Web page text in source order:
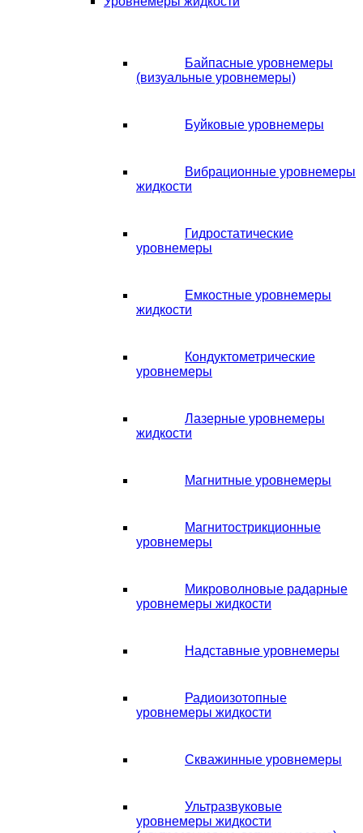
Байпасные уровнемеры
(визуальные уровнемеры)
Буйковые уровнемеры
Вибрационные уровнемеры
жидкости
Гидростатические
уровнемеры
Емкостные уровнемеры
жидкости
Кондуктометрические
уровнемеры
Лазерные уровнемеры
жидкости
Магнитные уровнемеры
Магнитострикционные
уровнемеры
Микроволновые радарные
уровнемеры жидкости
Надставные уровнемеры
Радиоизотопные
уровнемеры жидкости
Скважинные уровнемеры
Ультразвуковые
уровнемеры жидкости